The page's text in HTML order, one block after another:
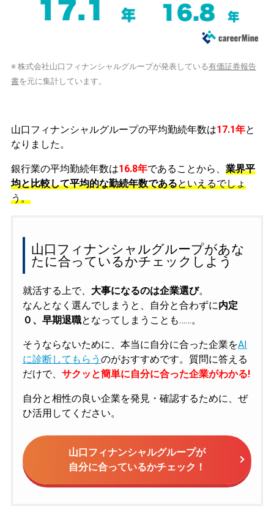
※ 株式会社山口フィナンシャルグループが発表している有価証券報告
書を元に集計しています。
山口フィナンシャルグループの平均勤続年数は17.1年と
なりました。
銀行業の平均勤続年数は16.8年であることから、 業界平
均と比較して平均的な勤続年数であるといえるでしょ
う。
山口フィナンシャルグループがあな
たに合っているかチェックしよう
就活する上で、 大事になるのは企業選び。
なんとなく選んでしまうと、自分と合わずに内定
０、早期退職となってしまうことも……。
そうならないために、本当に自分に合った企業をAI
に診断してもらう のがおすすめです。質問に答える
だけで、 サクッと簡単に自分に合った企業がわかる!
自分と相性の良い企業を発見・確認するために、ぜ
ひ活用してください。
山口フィナンシャルグループが
自分に合っているかチェック！